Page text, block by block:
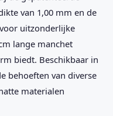
van 1,00 mm en de
uitzonderlijke
lange manchet
biedt. Beschikbaar in
behoeften van diverse
materialen